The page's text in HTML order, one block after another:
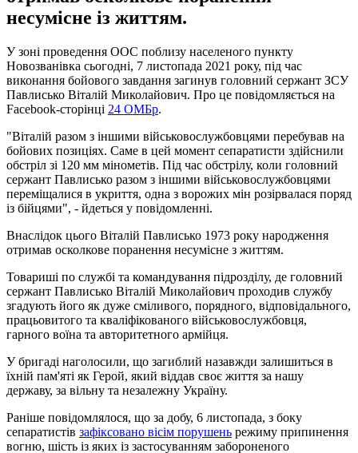
несумісне із життям.
У зоні проведення ООС поблизу населеного пункту
Новозванівка сьогодні, 7 листопада 2021 року, під час
виконання бойового завдання загинув головний сержант ЗСУ
Павлисько Віталій Миколайович. Про це повідомляється на
Facebook-сторінці 24 ОМБр.
"Віталій разом з іншими військовослужбовцями перебував на
бойових позиціях. Саме в цей момент сепаратисти здійснили
обстріл зі 120 мм мінометів. Під час обстрілу, коли головний
сержант Павлисько разом з іншими військовослужбовцями
переміщалися в укриття, одна з ворожих мін розірвалася поряд
із бійцями", - йдеться у повідомленні.
Внаслідок цього Віталій Павлисько 1973 року народження
отримав осколкове поранення несумісне з життям.
Товариші по службі та командування підрозділу, де головний
сержант Павлисько Віталій Миколайович проходив службу
згадують його як дуже сміливого, порядного, відповідального,
працьовитого та кваліфікованого військовослужбовця,
гарного воїна та авторитетного армійця.
У бригаді наголосили, що загиблий назавжди залишиться в
їхній пам'яті як Герой, який віддав своє життя за нашу
державу, за вільну та незалежну Україну.
Раніше повідомлялося, що за добу, 6 листопада, з боку
сепаратистів зафіксовано вісім порушень режиму припинення
вогню, шість із яких із застосуванням забороненого